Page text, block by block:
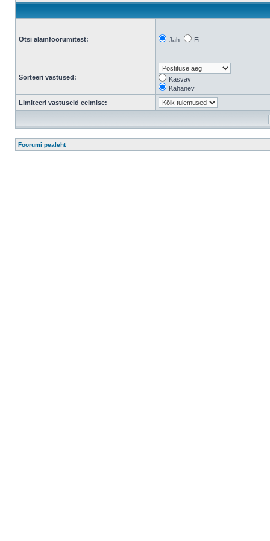
Otsi alamfoorumitest: Jah Ei
Sorteeri vastused:
Kasvav
Kahanev
Limiteeri vastuseid eelmise:
Foorumi pealeht